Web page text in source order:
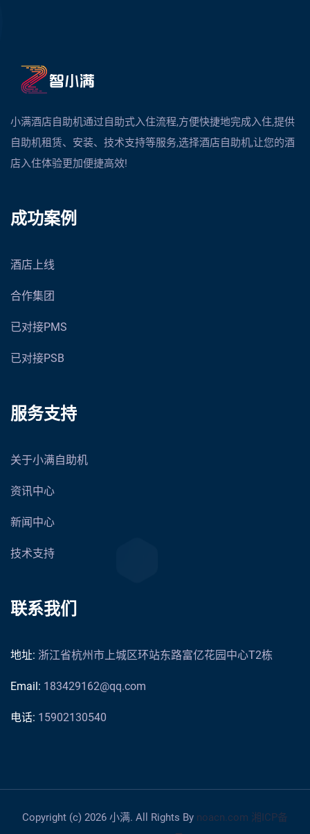
小满酒店自助机通过自助式入住流程,方便快捷地完成入住,提供
自助机租赁、安装、技术支持等服务,选择酒店自助机,让您的酒
店入住体验更加便捷高效!
成功案例
酒店上线
合作集团
已对接PMS
已对接PSB
服务支持
关于小满自助机
资讯中心
新闻中心
技术支持
联系我们
地址: 浙江省杭州市上城区环站东路富亿花园中心T2栋
Email: 183429162@qq.com
电话: 15902130540
Copyright (c) 2026 小满. All Rights By noacn.com 湘ICP备